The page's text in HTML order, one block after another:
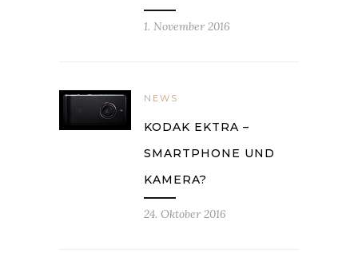
1. November 2016
NEWS
KODAK EKTRA –
SMARTPHONE UND
KAMERA?
24. Oktober 2016